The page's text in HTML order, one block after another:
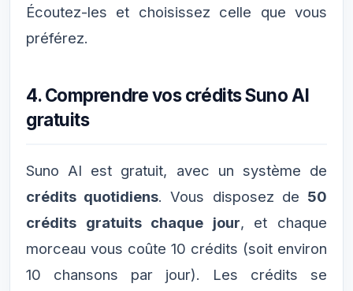
Écoutez-les et choisissez celle que vous
préférez.
4. Comprendre vos crédits Suno AI
gratuits
Suno AI est gratuit, avec un système de
crédits quotidiens. Vous disposez de 50
crédits gratuits chaque jour, et chaque
morceau vous coûte 10 crédits (soit environ
10 chansons par jour). Les crédits se